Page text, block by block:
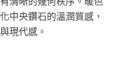
中央鑽石的溫潤質感，
現代感。